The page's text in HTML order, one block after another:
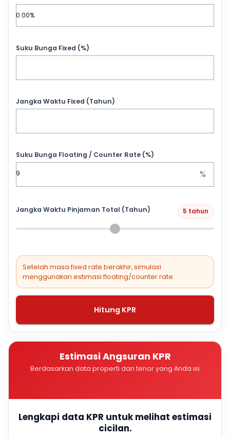
Suku Bunga Fixed (%)
Jangka Waktu Fixed (Tahun)
Suku Bunga Floating / Counter Rate (%)
%
Jangka Waktu Pinjaman Total (Tahun) 5 tahun
Setelah masa fixed rate berakhir, simulasi
menggunakan estimasi floating/counter rate.
Hitung KPR
Estimasi Angsuran KPR
Berdasarkan data properti dan tenor yang Anda isi
Lengkapi data KPR untuk melihat estimasi
cicilan.